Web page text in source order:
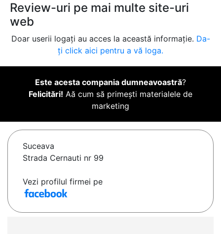
Review-uri pe mai multe site-uri
web
Doar userii logați au acces la această informație. Da-
ți click aici pentru a vă loga.
Este acesta compania dumneavoastră?
Felicitări! Aă cum să primești materialele de
marketing
Suceava
Strada Cernauti nr 99
Vezi profilul firmei pe